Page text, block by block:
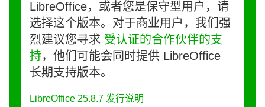
LibreOffice，或者您是保守型用户，请
选择这个版本。对于商业用户，我们强
烈建议您寻求 受认证的合作伙伴的支
持，他们可能会同时提供 LibreOffice
长期支持版本。
LibreOffice 25.8.7 发行说明